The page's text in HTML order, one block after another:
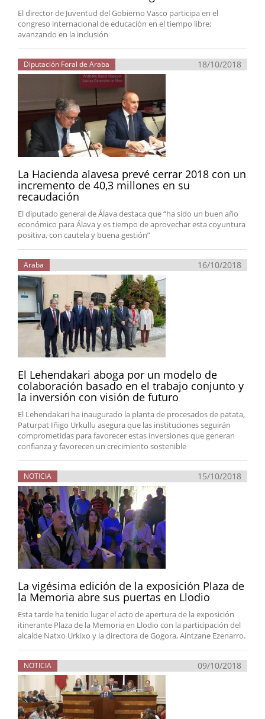
El director de Juventud del Gobierno Vasco participa en el
congreso internacional de educación en el tiempo libre:
avanzando en la inclusión
Diputación Foral de Araba 18/10/2018
La Hacienda alavesa prevé cerrar 2018 con un
incremento de 40,3 millones en su
recaudación
El diputado general de Álava destaca que “ha sido un buen año
económico para Álava y es tiempo de aprovechar esta coyuntura
positiva, con cautela y buena gestión”
Araba 16/10/2018
El Lehendakari aboga por un modelo de
colaboración basado en el trabajo conjunto y
la inversión con visión de futuro
El Lehendakari ha inaugurado la planta de procesados de patata,
Paturpat Iñigo Urkullu asegura que las instituciones seguirán
comprometidas para favorecer estas inversiones que generan
confianza y favorecen un crecimiento sostenible
NOTICIA 15/10/2018
La vigésima edición de la exposición Plaza de
la Memoria abre sus puertas en Llodio
Esta tarde ha tenido lugar el acto de apertura de la exposición
itinerante Plaza de la Memoria en Llodio con la participación del
alcalde Natxo Urkixo y la directora de Gogora, Aintzane Ezenarro.
NOTICIA 09/10/2018